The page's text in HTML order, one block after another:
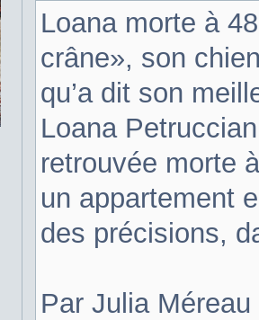
Loana morte à
crâne», son
qu’a dit son
Loana
retrouvée morte
un appartement
des précisions,
Par Julia